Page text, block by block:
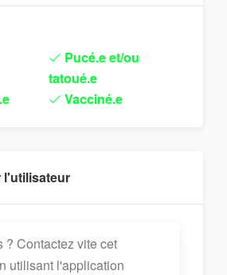
Pucé.e et/ou
tatoué.e
Vacciné.e
l'utilisateur
? Contactez vite cet
utilisant l'application